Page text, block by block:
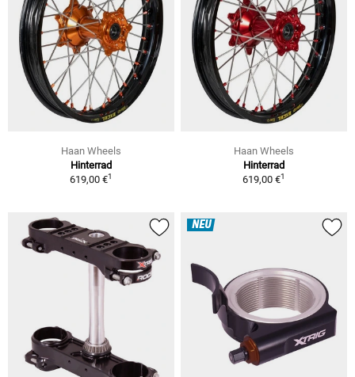
Haan Wheels
Hinterrad
619,00 €1
Haan Wheels
Hinterrad
619,00 €1
NEU